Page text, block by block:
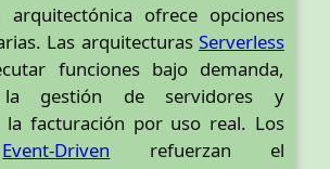
arquitectónica ofrece opciones
Las arquitecturas Serverless
funciones bajo demanda,
la gestión de servidores y
la facturación por uso real. Los
Event-Driven refuerzan el